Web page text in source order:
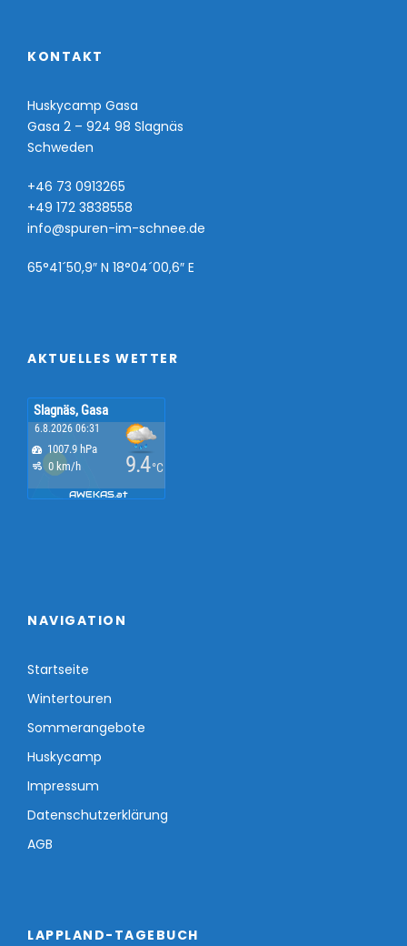
KONTAKT
Huskycamp Gasa
Gasa 2 – 924 98 Slagnäs
Schweden
+46 73 0913265
+49 172 3838558
info@spuren-im-schnee.de
65°41´50,9″ N 18°04´00,6″ E
AKTUELLES WETTER
NAVIGATION
Startseite
Wintertouren
Sommerangebote
Huskycamp
Impressum
Datenschutzerklärung
AGB
LAPPLAND-TAGEBUCH